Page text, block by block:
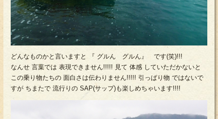
どんなものかと言いますと 『 グルん グルん』 です(笑)!!!
なんせ 言葉では 表現できません!!!!! 見て 体感 していただかないと
この乗り物たちの 面白さは伝わりません!!!!! 引っぱり物 ではないで
すが ちまたで 流行りの SAP(サップ)も楽しめちゃいます!!!!